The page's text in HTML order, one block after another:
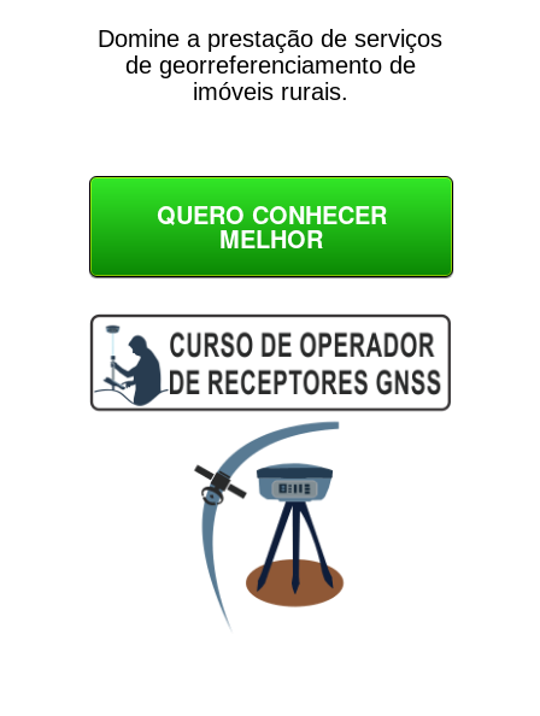
Domine a prestação de serviços
de georreferenciamento de
imóveis rurais.
QUERO CONHECER
MELHOR